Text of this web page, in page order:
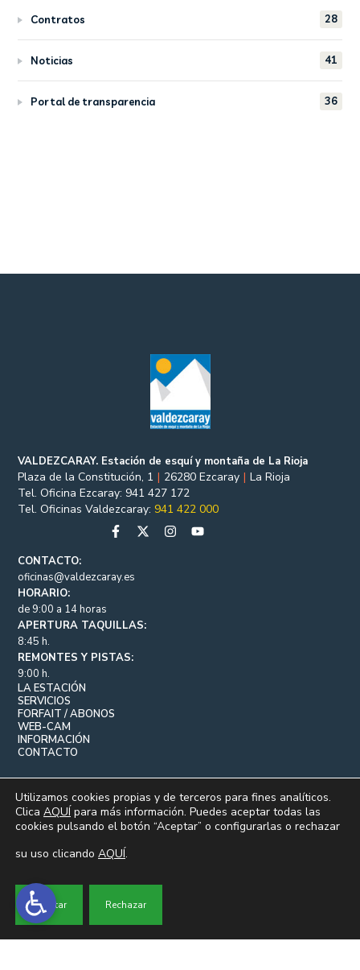
Contratos 28
Noticias 41
Portal de transparencia 36
VALDEZCARAY. Estación de esquí y montaña de La Rioja
Plaza de la Constitución, 1 | 26280 Ezcaray | La Rioja
Tel. Oficina Ezcaray: 941 427 172
Tel. Oficinas Valdezcaray: 941 422 000
CONTACTO:
oficinas@valdezcaray.es
HORARIO:
de 9:00 a 14 horas
APERTURA TAQUILLAS:
8:45 h.
REMONTES Y PISTAS:
9:00 h.
LA ESTACIÓN
SERVICIOS
FORFAIT / ABONOS
WEB-CAM
INFORMACIÓN
CONTACTO
AVISO LEGAL
COOKIES | PERFIL DEL CONTRATANTE | PORTAL DE
Utilizamos cookies propias y de terceros para fines analíticos.
Clica AQUÍ para más información. Puedes aceptar todas las
cookies pulsando el botón “Aceptar” o configurarlas o rechazar
su uso clicando AQUÍ.
Aceptar Rechazar